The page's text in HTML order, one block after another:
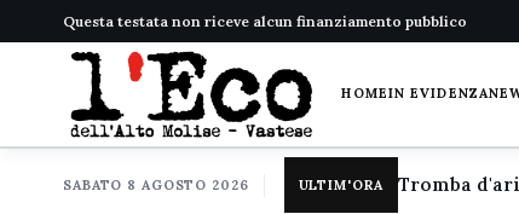
Questa testata non riceve alcun finanziamento pubblico
HOMEIN EVIDENZA
SABATO 8 AGOSTO 2026 ULTIM'ORA